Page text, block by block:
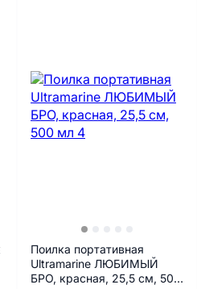
Поилка портативная
Ultramarine ЛЮБИМЫЙ
БРО, красная, 25,5 см, 500